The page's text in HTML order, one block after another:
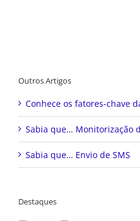
Outros Artigos
Conhece os fatores-chave
Sabia que… Monitorização
Sabia que… Envio de SMS
Destaques